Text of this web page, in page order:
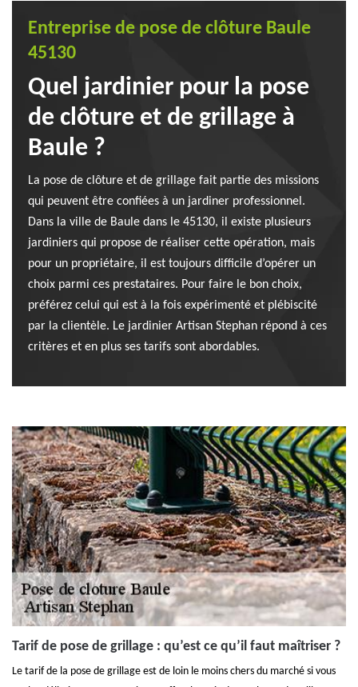
Entreprise de pose de clôture Baule
45130
Quel jardinier pour la pose
de clôture et de grillage à
Baule ?
La pose de clôture et de grillage fait partie des missions
qui peuvent être confiées à un jardiner professionnel.
Dans la ville de Baule dans le 45130, il existe plusieurs
jardiniers qui propose de réaliser cette opération, mais
pour un propriétaire, il est toujours difficile d’opérer un
choix parmi ces prestataires. Pour faire le bon choix,
préférez celui qui est à la fois expérimenté et plébiscité
par la clientèle. Le jardinier Artisan Stephan répond à ces
critères et en plus ses tarifs sont abordables.
Tarif de pose de grillage : qu’est ce qu’il faut maîtriser ?
Le tarif de la pose de grillage est de loin le moins chers du marché si vous